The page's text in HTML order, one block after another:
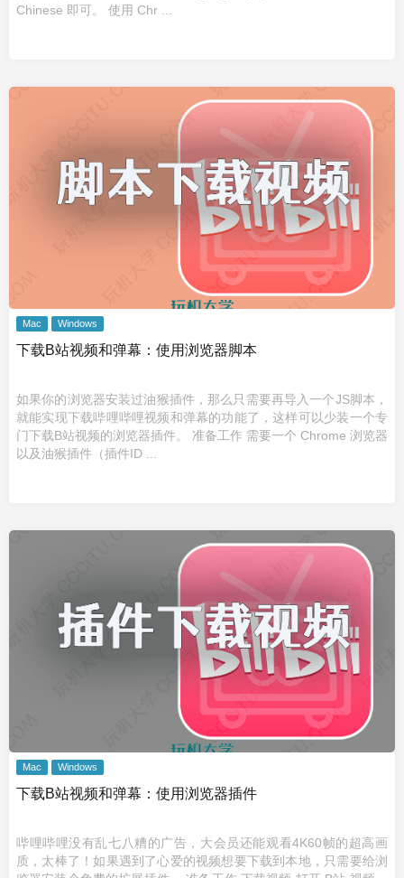
Chinese 即可。 使用 Chr ...
Mac Windows
下载B站视频和弹幕：使用浏览器脚本
如果你的浏览器安装过油猴插件，那么只需要再导入一个JS脚本，
就能实现下载哔哩哔哩视频和弹幕的功能了，这样可以少装一个专
门下载B站视频的浏览器插件。 准备工作 需要一个 Chrome 浏览器
以及油猴插件（插件ID ...
Mac Windows
下载B站视频和弹幕：使用浏览器插件
哔哩哔哩没有乱七八糟的广告，大会员还能观看4K60帧的超高画
质，太棒了！如果遇到了心爱的视频想要下载到本地，只需要给浏